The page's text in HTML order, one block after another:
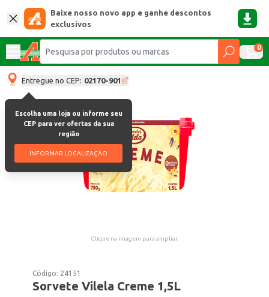
Baixe nosso novo app e ganhe descontos
exclusivos
0
Entregue no CEP: 02170-901
Escolha uma loja ou informe seu
CEP para ver ofertas da sua
região
INFORMAR LOCALIZAÇÃO
Clique na imagem para ampliar.
Código: 24151
Sorvete Vilela Creme 1,5L